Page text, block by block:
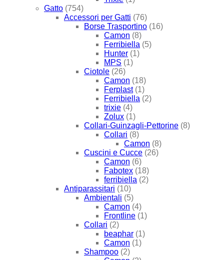
Gatto (754)
Accessori per Gatti (76)
Borse Trasportino (16)
Camon (8)
Ferribiella (5)
Hunter (1)
MPS (1)
Ciotole (26)
Camon (18)
Ferplast (1)
Ferribiella (2)
trixie (4)
Zolux (1)
Collari-Guinzagli-Pettorine (8)
Collari (8)
Camon (8)
Cuscini e Cucce (26)
Camon (6)
Fabotex (18)
ferribiella (2)
Antiparassitari (10)
Ambientali (5)
Camon (4)
Frontline (1)
Collari (2)
beaphar (1)
Camon (1)
Shampoo (2)